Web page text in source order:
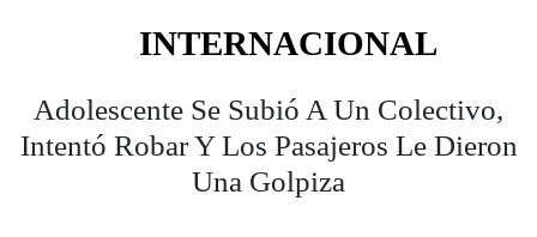
INTERNACIONAL
Adolescente Se Subió A Un Colectivo,
Intentó Robar Y Los Pasajeros Le Dieron
Una Golpiza